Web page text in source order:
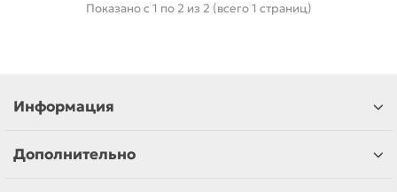
Показано с 1 по 2 из 2 (всего 1 страниц)
Информация
Дополнительно